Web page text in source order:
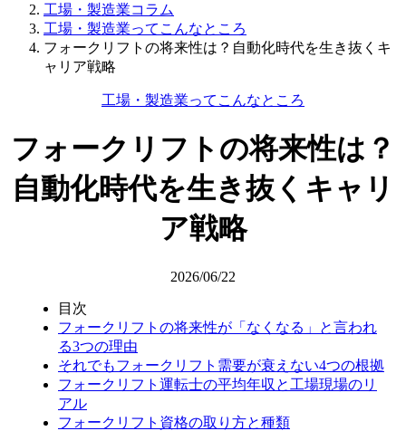
工場・製造業コラム
工場・製造業ってこんなところ
フォークリフトの将来性は？自動化時代を生き抜くキ
ャリア戦略
工場・製造業ってこんなところ
フォークリフトの将来性は？
自動化時代を生き抜くキャリ
ア戦略
2026/06/22
目次
フォークリフトの将来性が「なくなる」と言われ
る3つの理由
それでもフォークリフト需要が衰えない4つの根拠
フォークリフト運転士の平均年収と工場現場のリ
アル
フォークリフト資格の取り方と種類